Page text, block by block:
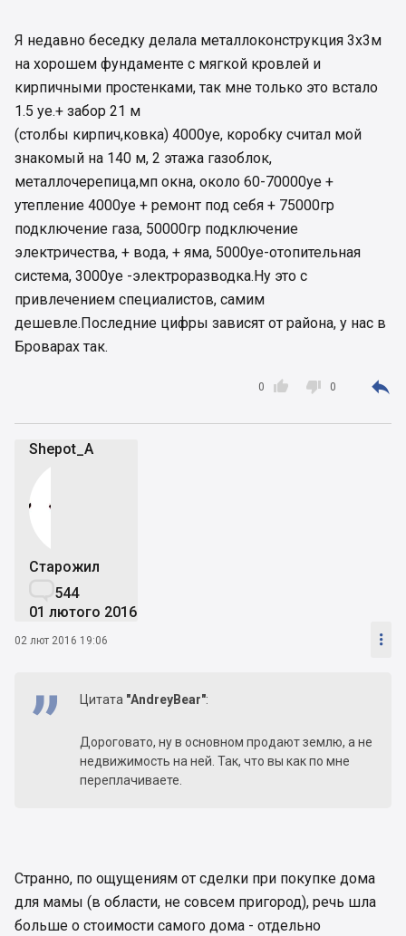
Я недавно беседку делала металлоконструкция 3х3м
на хорошем фундаменте с мягкой кровлей и
кирпичными простенками, так мне только это встало
1.5 уе.+ забор 21 м
(столбы кирпич,ковка) 4000уе, коробку считал мой
знакомый на 140 м, 2 этажа газоблок,
металлочерепица,мп окна, около 60-70000уе +
утепление 4000уе + ремонт под себя + 75000гр
подключение газа, 50000гр подключение
электричества, + вода, + яма, 5000уе-отопительная
система, 3000уе -электроразводка.Ну это с
привлечением специалистов, самим
дешевле.Последние цифры зависят от района, у нас в
Броварах так.

0  0 
Shepot_A
Старожил
544
01 лютого 2016
02 лют 2016 19:06 
Цитата "AndreyBear":
Дороговато, ну в основном продают землю, а не
недвижимость на ней. Так, что вы как по мне
переплачиваете.
Странно, по ощущениям от сделки при покупке дома
для мамы (в области, не совсем пригород), речь шла
больше о стоимости самого дома - отдельно